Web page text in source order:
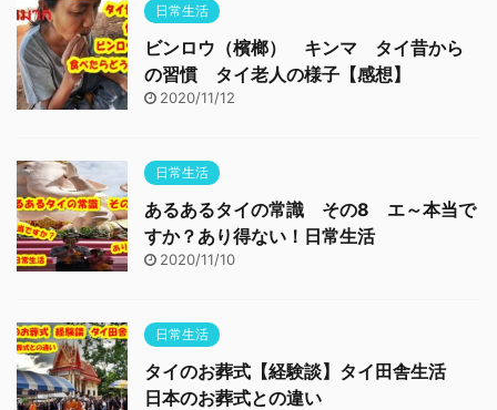
日常生活
ビンロウ（檳榔） キンマ タイ昔から
の習慣 タイ老人の様子【感想】
2020/11/12
日常生活
あるあるタイの常識 その8 エ～本当で
すか？あり得ない！日常生活
2020/11/10
日常生活
タイのお葬式【経験談】タイ田舎生活
日本のお葬式との違い